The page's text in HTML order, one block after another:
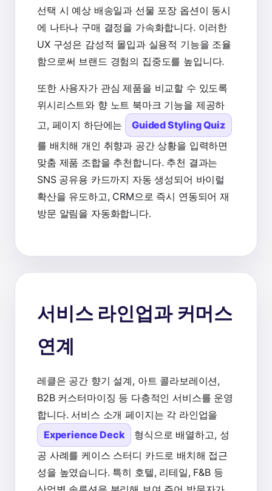
선택 시 예상 배송일과 선물 포장 옵션이 동시
에 나타나 구매 결정을 가속화합니다. 이러한
UX 구성은 감성적 몰입과 실용적 기능을 조율
함으로써 브랜드 경험의 집중도를 높입니다.
또한 사용자가 관심 제품을 비교할 수 있도록
위시리스트와 향 노트 북마크 기능을 제공하
고, 페이지 하단에는
Guided Styling Quiz
를 배치해 개인 취향과 공간 상황을 입력하면
맞춤 제품 조합을 추천합니다. 추천 결과는
SNS 공유용 카드까지 자동 생성되어 바이럴
확산을 유도하고, CRM으로 즉시 연동되어 재
방문 알림을 자동화합니다.
서비스 라인업과 커머스
연계
레클은 공간 향기 설계, 아트 콜라보레이션,
B2B 커스터마이징 등 다층적인 서비스를 운영
합니다. 서비스 소개 페이지는 각 라인업을
Experience Deck
형식으로 배열하고, 성
공 사례를 케이스 스터디 카드로 배치해 접근
성을 높였습니다. 특히 호텔, 리테일, F&B 등